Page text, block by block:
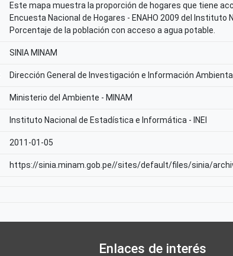
Este mapa muestra la proporción de hogares que tiene
Encuesta Nacional de Hogares - ENAHO 2009 del
Porcentaje de la población con acceso a agua potable.
SINIA MINAM
Dirección General de Investigación e Información Ambiental
Ministerio del Ambiente - MINAM
Instituto Nacional de Estadística e Informática - INEI
2011-01-05
https://sinia.minam.gob.pe//sites/default/files/sinia/
Enlaces de interés